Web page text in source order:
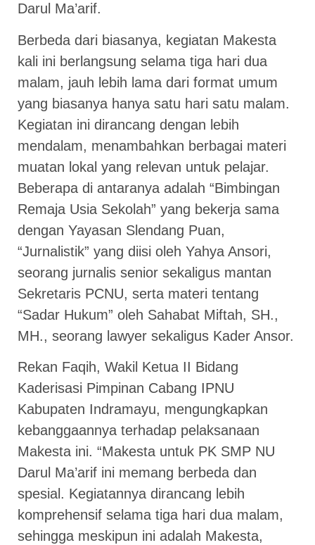
Darul Ma’arif.
Berbeda dari biasanya, kegiatan Makesta
kali ini berlangsung selama tiga hari dua
malam, jauh lebih lama dari format umum
yang biasanya hanya satu hari satu malam.
Kegiatan ini dirancang dengan lebih
mendalam, menambahkan berbagai materi
muatan lokal yang relevan untuk pelajar.
Beberapa di antaranya adalah “Bimbingan
Remaja Usia Sekolah” yang bekerja sama
dengan Yayasan Slendang Puan,
“Jurnalistik” yang diisi oleh Yahya Ansori,
seorang jurnalis senior sekaligus mantan
Sekretaris PCNU, serta materi tentang
“Sadar Hukum” oleh Sahabat Miftah, SH.,
MH., seorang lawyer sekaligus Kader Ansor.
Rekan Faqih, Wakil Ketua II Bidang
Kaderisasi Pimpinan Cabang IPNU
Kabupaten Indramayu, mengungkapkan
kebanggaannya terhadap pelaksanaan
Makesta ini. “Makesta untuk PK SMP NU
Darul Ma’arif ini memang berbeda dan
spesial. Kegiatannya dirancang lebih
komprehensif selama tiga hari dua malam,
sehingga meskipun ini adalah Makesta,